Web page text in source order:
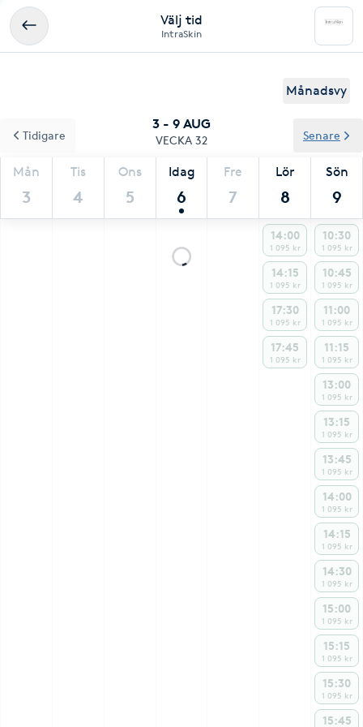
Välj tid
IntraSkin
Månadsvy
3 - 9 AUG
VECKA 32
Mån
3
Tis
4
Ons
5
Idag
6
Fre
7
Lör
8
Sön
9
Tidigare Senare
14:00
1 095 kr
14:15
1 095 kr
17:30
1 095 kr
17:45
1 095 kr
10:30
1 095 kr
10:45
1 095 kr
11:00
1 095 kr
11:15
1 095 kr
13:00
1 095 kr
13:15
1 095 kr
13:45
1 095 kr
14:00
1 095 kr
14:15
1 095 kr
14:30
1 095 kr
15:00
1 095 kr
15:15
1 095 kr
15:30
1 095 kr
15:45